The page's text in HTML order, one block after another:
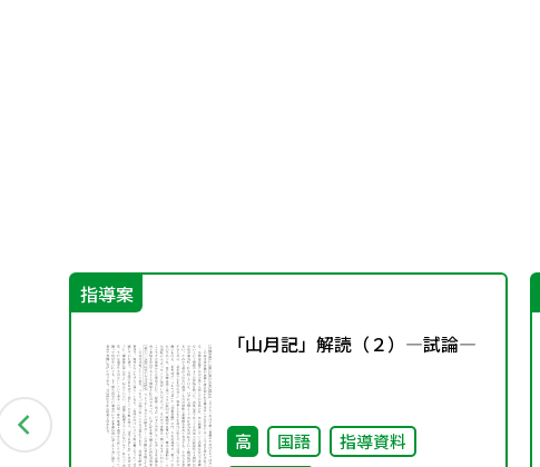
指導案
「山月記」解読（２）―試論―
高 国語
指導資料